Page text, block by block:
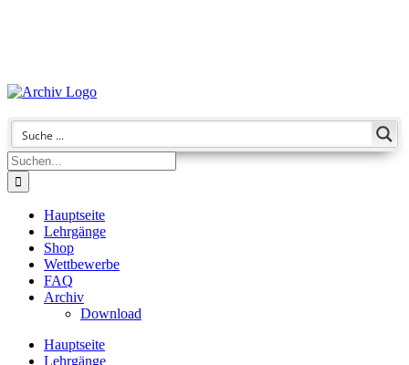
Suche
nach:
Hauptseite
Lehrgänge
Shop
Wettbewerbe
FAQ
Archiv
Download
Hauptseite
Lehrgänge